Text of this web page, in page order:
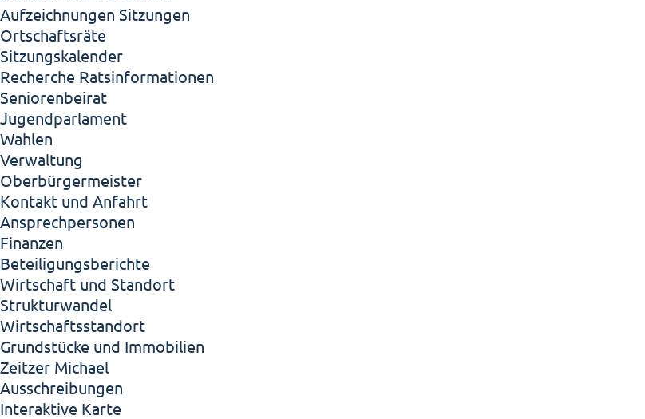
Aufzeichnungen Sitzungen
Ortschaftsräte
Sitzungskalender
Recherche Ratsinformationen
Seniorenbeirat
Jugendparlament
Wahlen
Verwaltung
Oberbürgermeister
Kontakt und Anfahrt
Ansprechpersonen
Finanzen
Beteiligungsberichte
Wirtschaft und Standort
Strukturwandel
Wirtschaftsstandort
Grundstücke und Immobilien
Zeitzer Michael
Ausschreibungen
Interaktive Karte